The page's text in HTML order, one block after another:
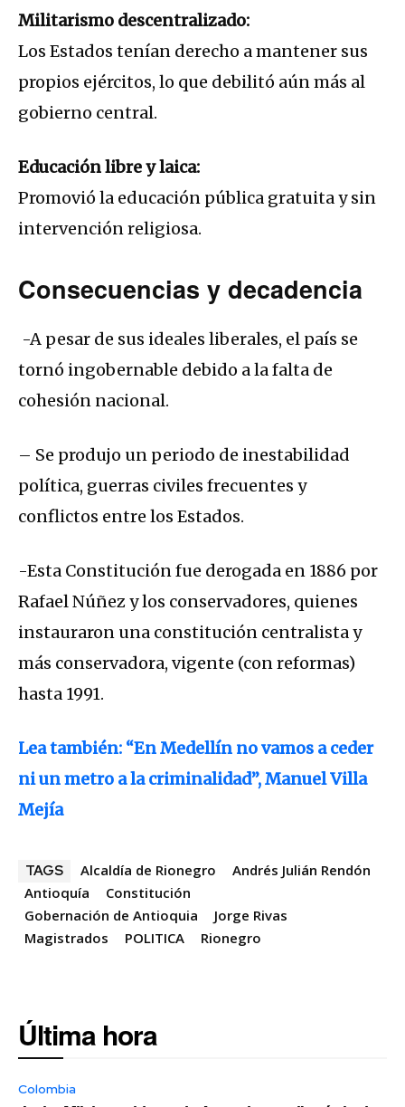
Militarismo descentralizado:
Los Estados tenían derecho a mantener sus
propios ejércitos, lo que debilitó aún más al
gobierno central.
Educación libre y laica:
Promovió la educación pública gratuita y sin
intervención religiosa.
Consecuencias y decadencia
-A pesar de sus ideales liberales, el país se
tornó ingobernable debido a la falta de
cohesión nacional.
– Se produjo un periodo de inestabilidad
política, guerras civiles frecuentes y
conflictos entre los Estados.
-Esta Constitución fue derogada en 1886 por
Rafael Núñez y los conservadores, quienes
instauraron una constitución centralista y
más conservadora, vigente (con reformas)
hasta 1991.
Lea también: “En Medellín no vamos a ceder
ni un metro a la criminalidad”, Manuel Villa
Mejía
TAGS Alcaldía de Rionegro
Andrés Julián Rendón
Antioquía
Constitución
Gobernación de Antioquia
Jorge Rivas
Magistrados
POLITICA Rionegro
Última hora
Colombia